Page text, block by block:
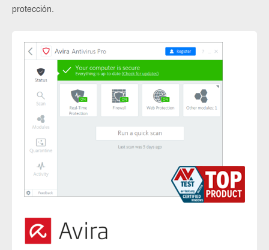
protección.